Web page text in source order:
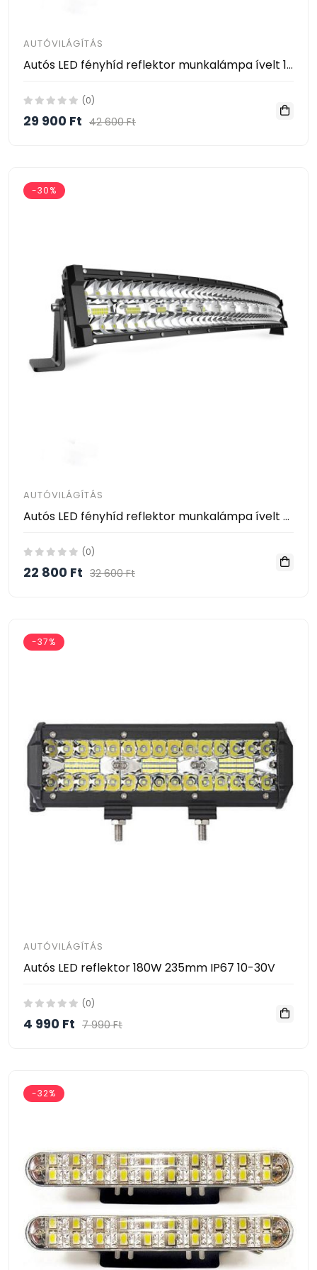
AUTÓVILÁGÍTÁS
Autós LED fényhíd reflektor munkalámpa ívelt 130cm 325db LED 980W
(0)
29 900 Ft 42 600 Ft
-30%
AUTÓVILÁGÍTÁS
Autós LED fényhíd reflektor munkalámpa ívelt 80cm 195db LED 580W
(0)
22 800 Ft 32 600 Ft
-37%
AUTÓVILÁGÍTÁS
Autós LED reflektor 180W 235mm IP67 10-30V
(0)
4 990 Ft 7 990 Ft
-32%